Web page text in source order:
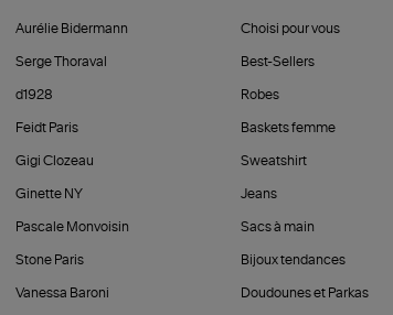
Aurélie Bidermann
Serge Thoraval
d1928
Feidt Paris
Gigi Clozeau
Ginette NY
Pascale Monvoisin
Stone Paris
Vanessa Baroni
Choisi pour vous
Best-Sellers
Robes
Baskets femme
Sweatshirt
Jeans
Sacs à main
Bijoux tendances
Doudounes et Parkas